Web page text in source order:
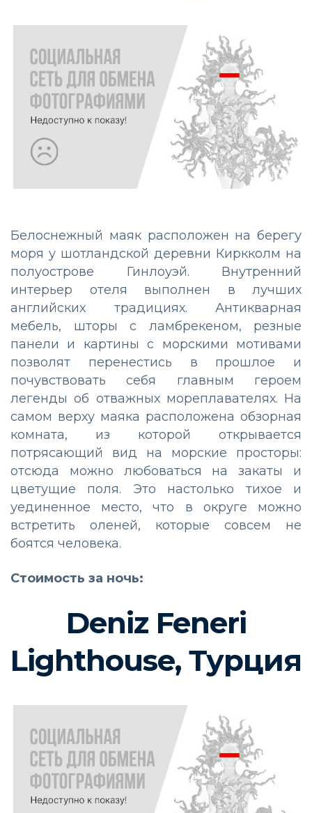
Белоснежный маяк расположен на берегу
моря у шотландской деревни Киркколм на
полуострове Гинлоуэй. Внутренний
интерьер отеля выполнен в лучших
английских традициях. Антикварная
мебель, шторы с ламбрекеном, резные
панели и картины с морскими мотивами
позволят перенестись в прошлое и
почувствовать себя главным героем
легенды об отважных мореплавателях. На
самом верху маяка расположена обзорная
комната, из которой открывается
потрясающий вид на морские просторы:
отсюда можно любоваться на закаты и
цветущие поля. Это настолько тихое и
уединенное место, что в округе можно
встретить оленей, которые совсем не
боятся человека.
Стоимость за ночь:
Deniz Feneri
Lighthouse, Турция